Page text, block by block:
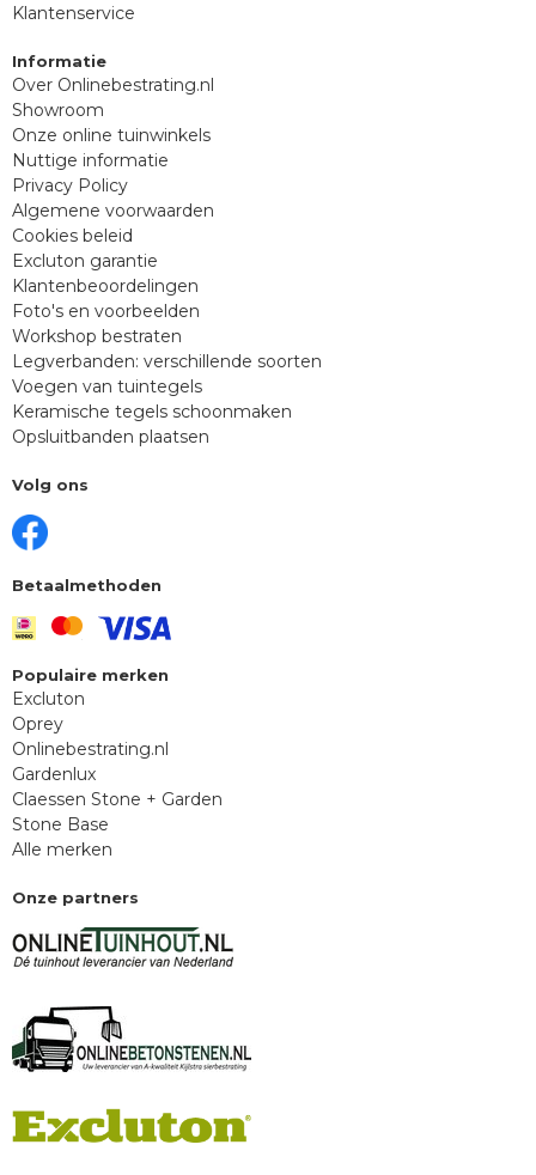
Klantenservice
Informatie
Over Onlinebestrating.nl
Showroom
Onze online tuinwinkels
Nuttige informatie
Privacy Policy
Algemene voorwaarden
Cookies beleid
Excluton garantie
Klantenbeoordelingen
Foto's en voorbeelden
Workshop bestraten
Legverbanden: verschillende soorten
Voegen van tuintegels
Keramische tegels schoonmaken
Opsluitbanden plaatsen
Volg ons
Betaalmethoden
Populaire merken
Excluton
Oprey
Onlinebestrating.nl
Gardenlux
Claessen Stone + Garden
Stone Base
Alle merken
Onze partners